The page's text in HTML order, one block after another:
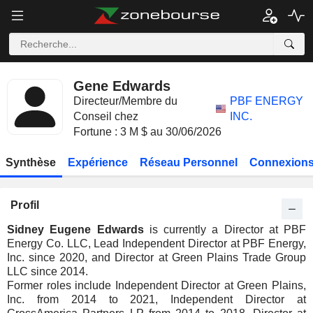
Gene Edwards
Directeur/Membre du
Conseil chez
PBF ENERGY
INC.
Fortune : 3 M $ au 30/06/2026
Synthèse Expérience Réseau Personnel
Profil
Sidney Eugene Edwardsis currently a Director at PBF
Energy Co. LLC, Lead Independent Director at PBF Energy,
Inc. since 2020, and Director at Green Plains Trade Group
LLC since 2014.
Former roles include Independent Director at Green Plains,
Inc. from 2014 to 2021, Independent Director at